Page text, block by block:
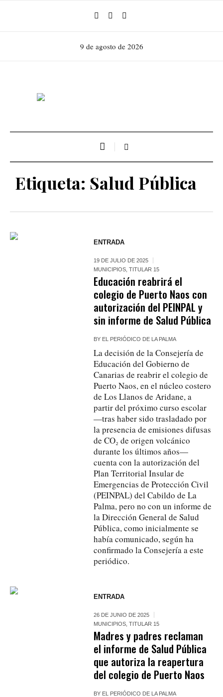
9 de agosto de 2026
Etiqueta: Salud Pública
ENTRADA
19 DE JULIO DE 2025
MUNICIPIOS ,TITULAR 15
Educación reabrirá el
colegio de Puerto Naos con
autorización del PEINPAL y
sin informe de Salud Pública
BY EL PERIÓDICO DE LA PALMA
La decisión de la Consejería de
Educación del Gobierno de
Canarias de reabrir el colegio de
Puerto Naos, en el núcleo costero
de Los Llanos de Aridane, a
partir del próximo curso escolar
—tras haber sido trasladado por
la presencia de emisiones difusas
de CO₂ de origen volcánico
durante los últimos años—
cuenta con la autorización del
Plan Territorial Insular de
Emergencias de Protección Civil
(PEINPAL) del Cabildo de La
Palma, pero no con un informe de
la Dirección General de Salud
Pública, como inicialmente se
había comunicado, según ha
confirmado la Consejería a este
periódico.
ENTRADA
26 DE JUNIO DE 2025
MUNICIPIOS ,TITULAR 15
Madres y padres reclaman
el informe de Salud Pública
que autoriza la reapertura
del colegio de Puerto Naos
BY EL PERIÓDICO DE LA PALMA